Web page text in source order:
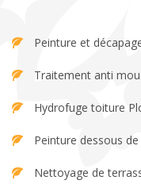
Peinture et
Traitement anti
Hydrofuge toiture
Peinture dessous
Nettoyage de